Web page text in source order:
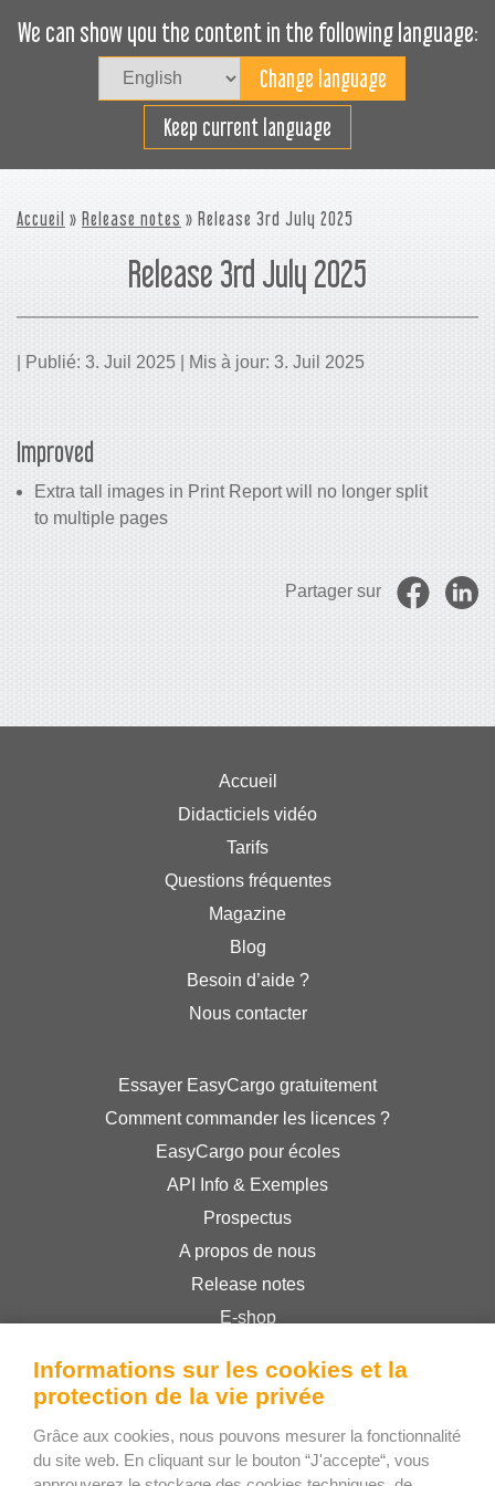
We can show you the content in the following language:
Keep current language
Planifier efficacement
Accueil » Release notes » Release 3rd July 2025
Release 3rd July 2025
| Publié: 3. Juil 2025 | Mis à jour: 3. Juil 2025
Improved
Extra tall images in Print Report will no longer split
to multiple pages
Partager sur
Accueil
Didacticiels vidéo
Tarifs
Questions fréquentes
Magazine
Blog
Besoin d’aide ?
Nous contacter
Essayer EasyCargo gratuitement
Comment commander les licences ?
EasyCargo pour écoles
API Info & Exemples
Prospectus
A propos de nous
Release notes
E-shop
Privacy Policy
Bee Interactive s.r.o.
Informations sur les cookies et la
protection de la vie privée
Grâce aux cookies, nous pouvons mesurer la fonctionnalité
du site web. En cliquant sur le bouton “J'accepte“, vous